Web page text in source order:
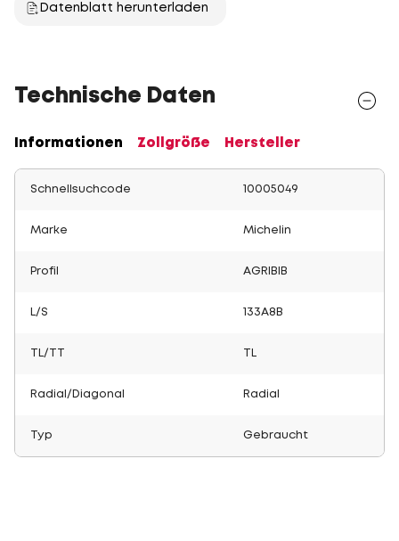
Datenblatt herunterladen
Technische Daten
Informationen Zollgröße Hersteller
Schnellsuchcode 10005049
Marke Michelin
Profil AGRIBIB
L/S 133A8B
TL/TT
Radial/Diagonal Radial
Typ Gebraucht